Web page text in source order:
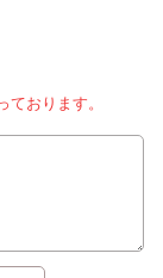
おります。